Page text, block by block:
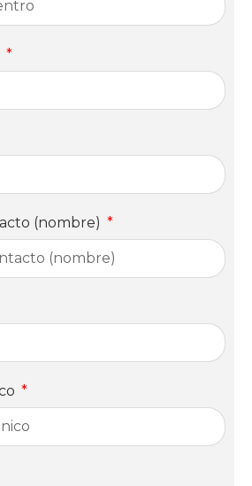
(nombre)